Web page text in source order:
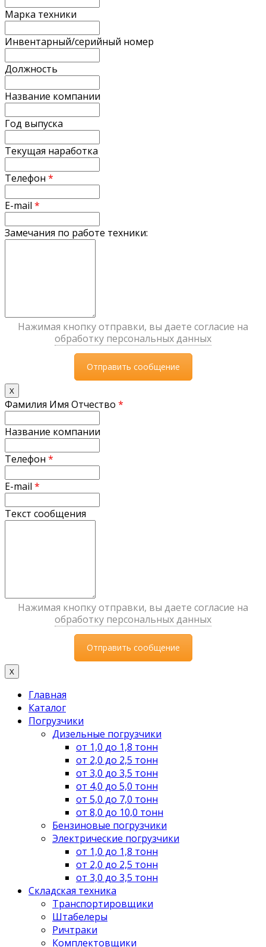
Марка техники
Инвентарный/серийный номер
Должность
Название компании
Год выпуска
Текущая наработка
Телефон *
E-mail *
Замечания по работе техники:
Нажимая кнопку отправки, вы даете согласие на
обработку персональных данных
X
Фамилия Имя Отчество *
Название компании
Телефон *
E-mail *
Текст сообщения
Нажимая кнопку отправки, вы даете согласие на
обработку персональных данных
X
Главная
Каталог
Погрузчики
Дизельные погрузчики
от 1,0 до 1,8 тонн
от 2,0 до 2,5 тонн
от 3,0 до 3,5 тонн
от 4,0 до 5,0 тонн
от 5,0 до 7,0 тонн
от 8,0 до 10,0 тонн
Бензиновые погрузчики
Электрические погрузчики
от 1,0 до 1,8 тонн
от 2,0 до 2,5 тонн
от 3,0 до 3,5 тонн
Складская техника
Транспортировщики
Штабелеры
Ричтраки
Комплектовщики